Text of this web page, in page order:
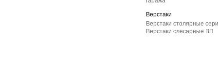
Верстаки
Верстаки столярные
Верстаки слесарные ВП